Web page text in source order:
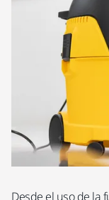
Desde el uso de la